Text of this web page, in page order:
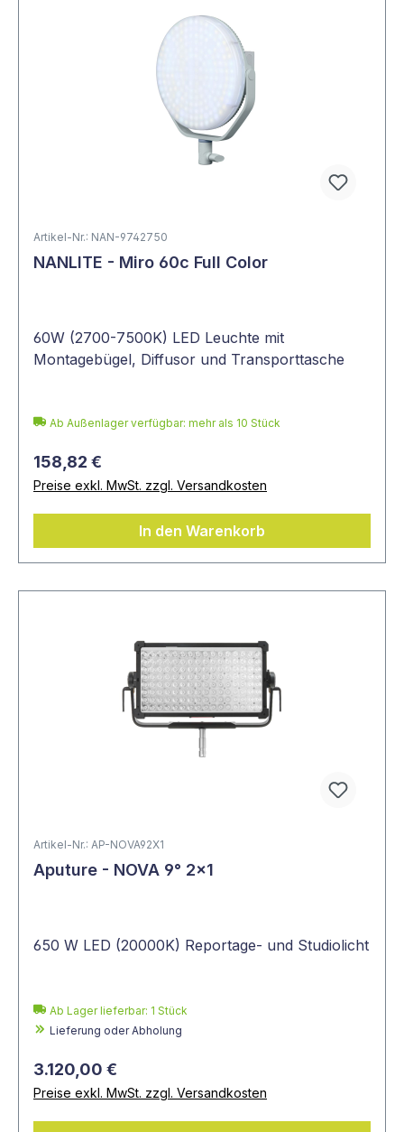
Artikel-Nr.: NAN-9742750
NANLITE - Miro 60c Full Color
60W (2700-7500K) LED Leuchte mit
Montagebügel, Diffusor und Transporttasche
Ab Außenlager verfügbar: mehr als 10 Stück
158,82 €
Preise exkl. MwSt. zzgl. Versandkosten
In den Warenkorb
Artikel-Nr.: AP-NOVA92X1
Aputure - NOVA 9° 2x1
650 W LED (20000K) Reportage- und Studiolicht
Ab Lager lieferbar: 1 Stück
Lieferung oder Abholung
3.120,00 €
Preise exkl. MwSt. zzgl. Versandkosten